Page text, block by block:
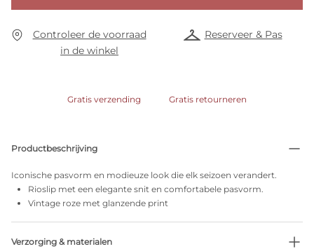
Controleer de voorraad
in de winkel
Reserveer & Pas
Gratis verzending Gratis retourneren
Productbeschrijving
Iconische pasvorm en modieuze look die elk seizoen verandert.
Rioslip met een elegante snit en comfortabele pasvorm.
Vintage roze met glanzende print
Verzorging & materialen